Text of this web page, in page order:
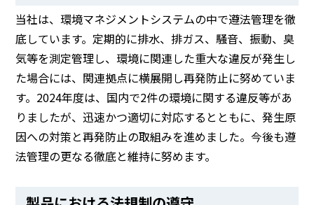
当社は、環境マネジメントシステムの中で遵法管理を徹
底しています。定期的に排水、排ガス、騒音、振動、臭
気等を測定管理し、環境に関連した重大な違反が発生し
た場合には、関連拠点に横展開し再発防止に努めていま
す。2024年度は、国内で2件の環境に関する違反等があ
りましたが、迅速かつ適切に対応するとともに、発生原
因への対策と再発防止の取組みを進めました。今後も遵
法管理の更なる徹底と維持に努めます。